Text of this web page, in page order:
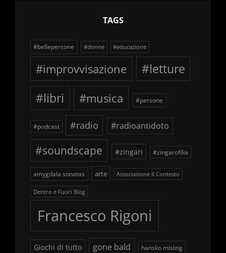
TAGS
#bellepersone #donne #educazione
#improvvisazione
#letture
#libri
#musica #persone
#podcast #radio #radioantidoto
#soundscape #zingari #zingarofilia
amygdala sonatas arte Associazione Il Contesto
Dentro e Fuori Blog
Francesco Rigoni
Giochi di tutto gone bald hansko mislzig